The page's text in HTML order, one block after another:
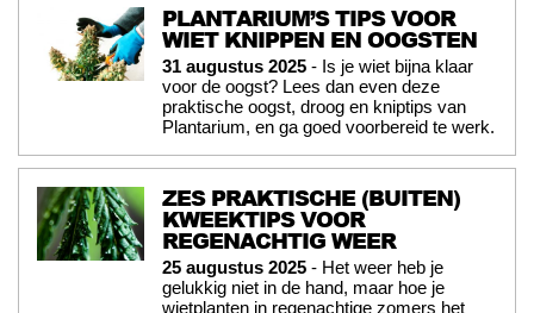
PLANTARIUM’S TIPS VOOR
WIET KNIPPEN EN OOGSTEN
31 augustus 2025 - Is je wiet bijna klaar
voor de oogst? Lees dan even deze
praktische oogst, droog en kniptips van
Plantarium, en ga goed voorbereid te werk.
ZES PRAKTISCHE (BUITEN)
KWEEKTIPS VOOR
REGENACHTIG WEER
25 augustus 2025 - Het weer heb je
gelukkig niet in de hand, maar hoe je
wietplanten in regenachtige zomers het